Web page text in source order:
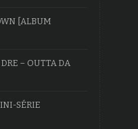
[ALBUM
– OUTTA DA
SÉRIE